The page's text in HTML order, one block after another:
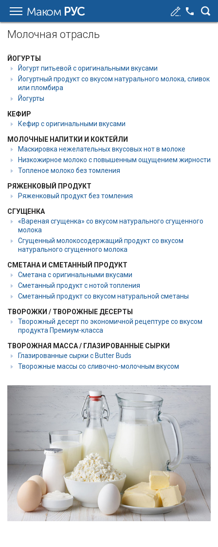
Маком РУС
Молочная отрасль
ЙОГУРТЫ
Йогурт питьевой с оригинальными вкусами
Йогуртный продукт со вкусом натурального молока, сливок
или пломбира
Йогурты
КЕФИР
Кефир с оригинальными вкусами
МОЛОЧНЫЕ НАПИТКИ И КОКТЕЙЛИ
Маскировка нежелательных вкусовых нот в молоке
Низкожирное молоко с повышенным ощущением жирности
Топленое молоко без томления
РЯЖЕНКОВЫЙ ПРОДУКТ
Ряженковый продукт без томления
СГУЩЕНКА
«Вареная сгущенка» со вкусом натурального сгущенного
молока
Сгущенный молокосодержащий продукт со вкусом
натурального сгущенного молока
СМЕТАНА И СМЕТАННЫЙ ПРОДУКТ
Сметана с оригинальными вкусами
Сметанный продукт с нотой топления
Сметанный продукт со вкусом натуральной сметаны
ТВОРОЖКИ / ТВОРОЖНЫЕ ДЕСЕРТЫ
Творожный десерт по экономичной рецептуре со вкусом
продукта Премиум-класса
ТВОРОЖНАЯ МАССА / ГЛАЗИРОВАННЫЕ СЫРКИ
Глазированные сырки с Butter Buds
Творожные массы со сливочно-молочным вкусом